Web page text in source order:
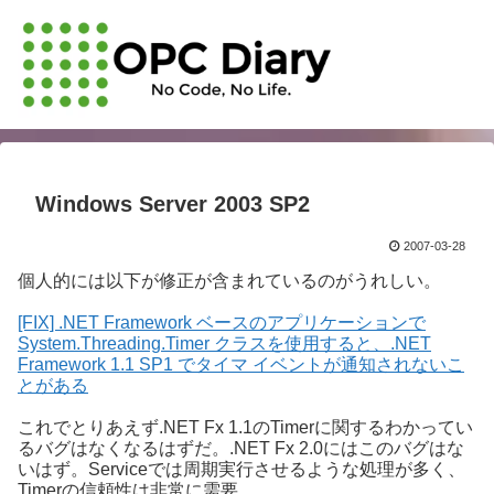
Windows Server 2003 SP2
2007-03-28
個人的には以下が修正が含まれているのがうれしい。
[FIX] .NET Framework ベースのアプリケーションで
System.Threading.Timer クラスを使用すると、.NET
Framework 1.1 SP1 でタイマ イベントが通知されないこ
とがある
これでとりあえず.NET Fx 1.1のTimerに関するわかってい
るバグはなくなるはずだ。.NET Fx 2.0にはこのバグはな
いはず。Serviceでは周期実行させるような処理が多く、